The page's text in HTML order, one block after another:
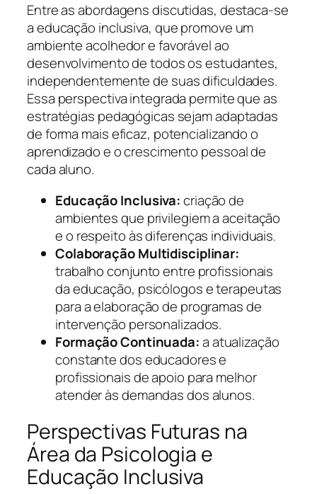
Entre as abordagens discutidas, destaca-se
a educação inclusiva, que promove um
ambiente acolhedor e favorável ao
desenvolvimento de todos os estudantes,
independentemente de suas dificuldades.
Essa perspectiva integrada permite que as
estratégias pedagógicas sejam adaptadas
de forma mais eficaz, potencializando o
aprendizado e o crescimento pessoal de
cada aluno.
Educação Inclusiva:criação de
ambientes que privilegiem a aceitação
e o respeito às diferenças individuais.
Colaboração Multidisciplinar:
trabalho conjunto entre profissionais
da educação, psicólogos e terapeutas
para a elaboração de programas de
intervenção personalizados.
Formação Continuada:a atualização
constante dos educadores e
profissionais de apoio para melhor
atender às demandas dos alunos.
Perspectivas Futuras na
Área da Psicologia e
Educação Inclusiva